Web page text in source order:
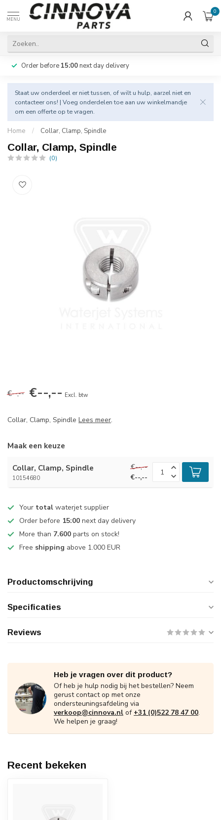
MENU
0
Order before 15:00next day delivery
Staat uw onderdeel er niet tussen, of wilt u hulp, aarzel niet en
contacteer ons! | Voeg onderdelen toe aan uw winkelmandje
om een offerte op te vragen.
Home / Collar, Clamp, Spindle
Collar, Clamp, Spindle
(0)
€--,-- €--,-- Excl. btw
Collar, Clamp, Spindle Lees meer.
Maak een keuze
Collar, Clamp, Spindle
10154680
€--,--
€--,--
Your total waterjet supplier
Order before 15:00 next day delivery
More than 7.600 parts on stock!
Free shipping above 1.000 EUR
Productomschrijving
Specificaties
Reviews
Heb je vragen over dit product?
Of heb je hulp nodig bij het bestellen? Neem
gerust contact op met onze
ondersteuningsafdeling via
verkoop@cinnova.nl of +31 (0)522 78 47 00.
We helpen je graag!
Recent bekeken